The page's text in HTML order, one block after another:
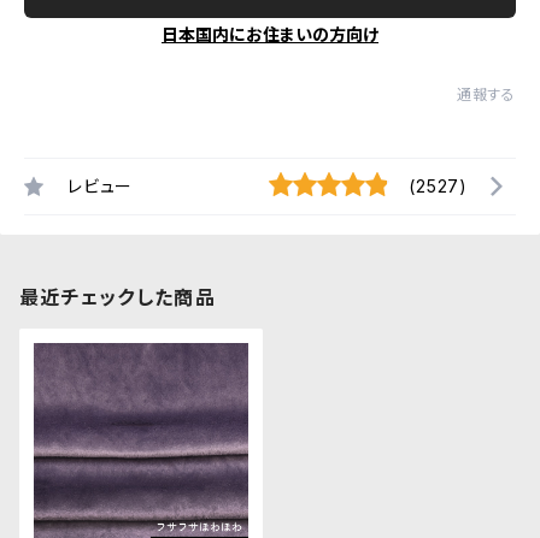
日本国内にお住まいの方向け
通報する
レビュー (2527)
最近チェックした商品